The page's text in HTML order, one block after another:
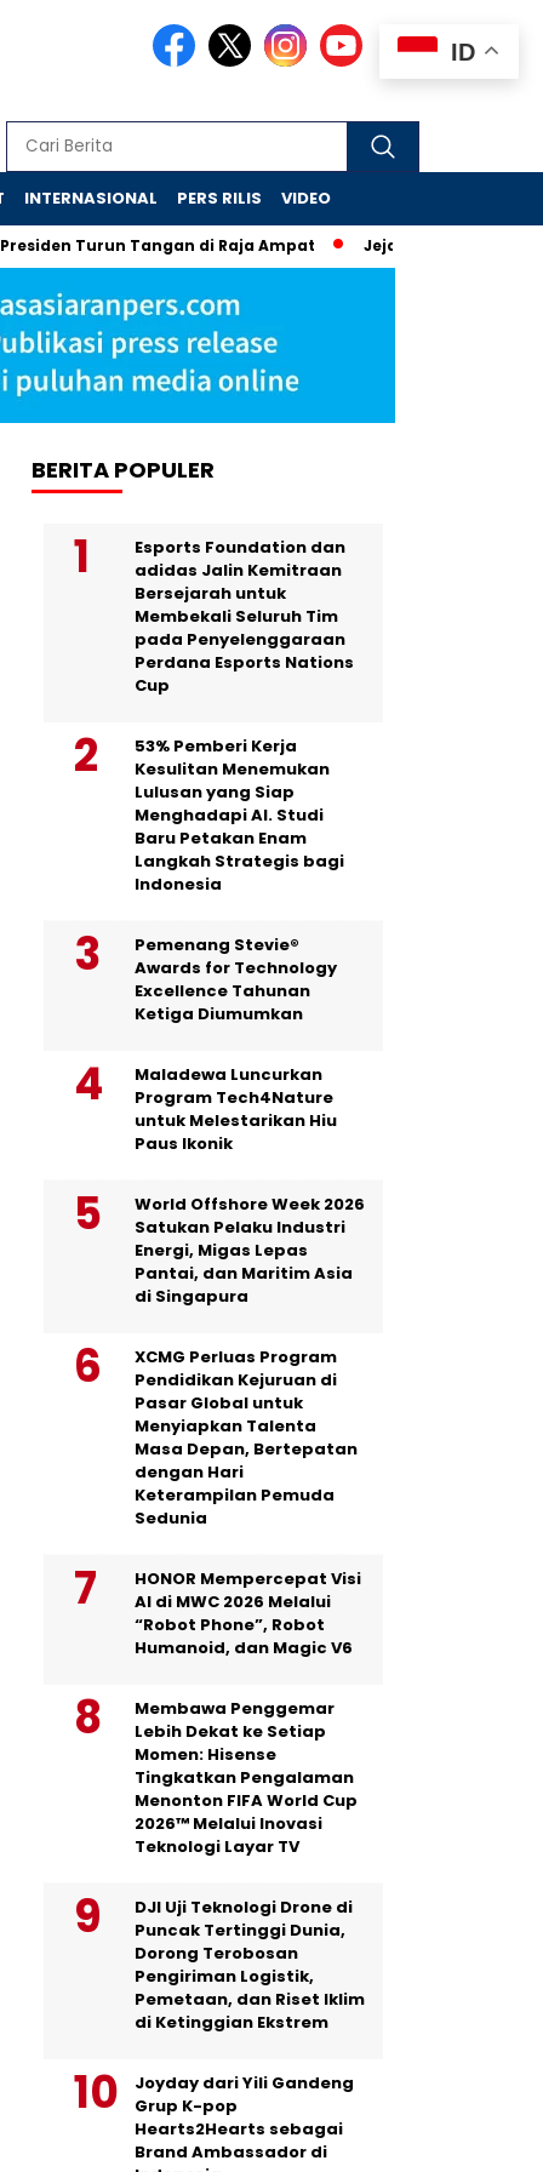
INTERNASIONAL PERS RILIS VIDEO
Tangan di Raja Ampat Jejak Skandal Chromebook:
BERITA POPULER
Esports Foundation dan
adidas Jalin Kemitraan
Bersejarah untuk
Membekali Seluruh Tim
pada Penyelenggaraan
Perdana Esports Nations
Cup
53% Pemberi Kerja
Kesulitan Menemukan
Lulusan yang Siap
Menghadapi AI. Studi
Baru Petakan Enam
Langkah Strategis bagi
Indonesia
Pemenang Stevie®
Awards for Technology
Excellence Tahunan
Ketiga Diumumkan
Maladewa Luncurkan
Program Tech4Nature
untuk Melestarikan Hiu
Paus Ikonik
World Offshore Week 2026
Satukan Pelaku Industri
Energi, Migas Lepas
Pantai, dan Maritim Asia
di Singapura
XCMG Perluas Program
Pendidikan Kejuruan di
Pasar Global untuk
Menyiapkan Talenta
Masa Depan, Bertepatan
dengan Hari
Keterampilan Pemuda
Sedunia
HONOR Mempercepat Visi
AI di MWC 2026 Melalui
“Robot Phone”, Robot
Humanoid, dan Magic V6
Membawa Penggemar
Lebih Dekat ke Setiap
Momen: Hisense
Tingkatkan Pengalaman
Menonton FIFA World Cup
2026™ Melalui Inovasi
Teknologi Layar TV
DJI Uji Teknologi Drone di
Puncak Tertinggi Dunia,
Dorong Terobosan
Pengiriman Logistik,
Pemetaan, dan Riset Iklim
di Ketinggian Ekstrem
Joyday dari Yili Gandeng
Grup K-pop
Hearts2Hearts sebagai
Brand Ambassador di
ID